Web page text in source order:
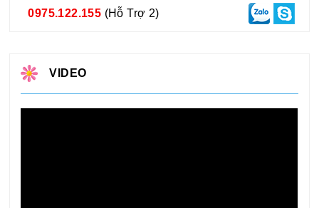
0975.122.155 (Hỗ Trợ 2)
VIDEO